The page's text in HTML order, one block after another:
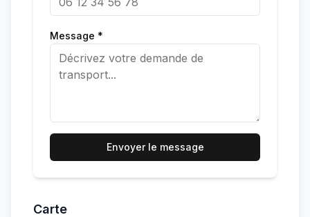
Message *
Envoyer le message
Carte